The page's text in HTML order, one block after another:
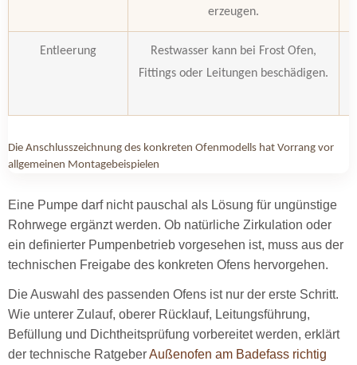
erzeugen.
Entleerung
Restwasser kann bei Frost Ofen,
Fittings oder Leitungen beschädigen.
Die Anschlusszeichnung des konkreten Ofenmodells hat Vorrang vor
allgemeinen Montagebeispielen
Eine Pumpe darf nicht pauschal als Lösung für ungünstige
Rohrwege ergänzt werden. Ob natürliche Zirkulation oder
ein definierter Pumpenbetrieb vorgesehen ist, muss aus der
technischen Freigabe des konkreten Ofens hervorgehen.
Die Auswahl des passenden Ofens ist nur der erste Schritt.
Wie unterer Zulauf, oberer Rücklauf, Leitungsführung,
Befüllung und Dichtheitsprüfung vorbereitet werden, erklärt
der technische RatgeberAußenofen am Badefass richtig